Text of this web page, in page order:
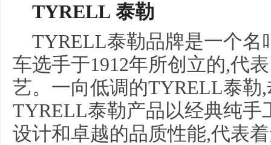
TYRELL 泰勒
TYRELL泰勒品牌是一个
车选手于1912年所创立的,代
艺。一向低调的TYRELL泰勒
TYRELL泰勒产品以经典纯手
设计和卓越的品质性能,代表